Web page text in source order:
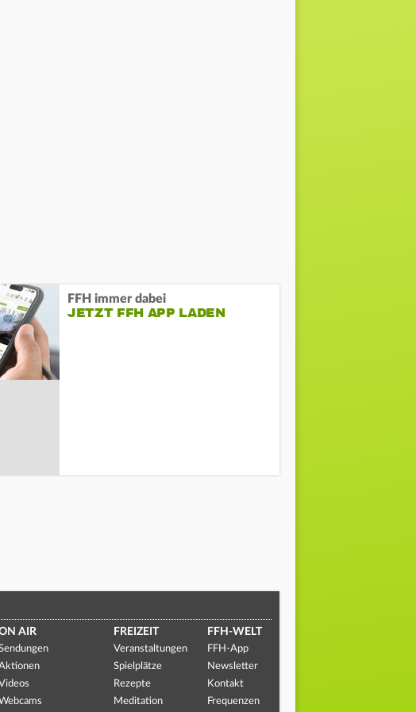
FFH immer dabei
JETZT FFH APP LADEN
AIR FREIZEIT
Veranstaltungen
Spielplätze
Rezepte
Meditation
FFH-WELT
FFH-App
Newsletter
Kontakt
Frequenzen